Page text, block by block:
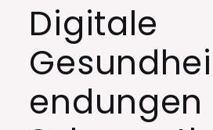
Digitale
endungen